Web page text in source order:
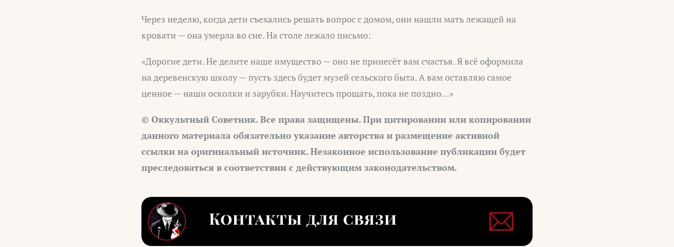
Через неделю, когда дети съехались решать вопрос с домом, они нашли мать лежащей на
кровати — она умерла во сне. На столе лежало письмо:
«Дорогие дети. Не делите наше имущество — оно не принесёт вам счастья. Я всё оформила
на деревенскую школу — пусть здесь будет музей сельского быта. А вам оставляю самое
ценное — наши осколки и зарубки. Научитесь прощать, пока не поздно…»
© Оккультный Советник. Все права защищены. При цитировании или копировании
данного материала обязательно указание авторства и размещение активной
ссылки на оригинальный источник. Незаконное использование публикации будет
преследоваться в соответствии с действующим законодательством.